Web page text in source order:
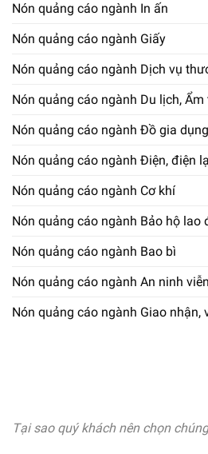
Nón quảng cáo ngành In ấn
Nón quảng cáo ngành Giấy
Nón quảng cáo ngành Dịch vụ
Nón quảng cáo ngành Du lịch,
Nón quảng cáo ngành Đồ gia dụng
Nón quảng cáo ngành Điện, điện
Nón quảng cáo ngành Cơ khí
Nón quảng cáo ngành Bảo hộ lao
Nón quảng cáo ngành Bao bì
Nón quảng cáo ngành An ninh
Nón quảng cáo ngành Giao nhận,
Tại sao quý khách nên chọn